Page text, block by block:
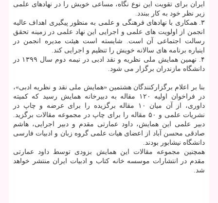
ایران برای تقویت این نوع نگاه، مساعی خویش را در نهادهای علمی
زیر نظر خود به کار ببندد.
۳. همکاری با نهادهای فرهنگی و علمی به منظور پیگیری اهداف عالیه
انجمن از اولویت‏ های علمی و اجرایی این نهاد علمی در زمینه تحقق
رسالت اجتماعی آن است. شایسته است هیئت مدیره انجمن در
اینباره برنامه‏ های سالانه خویش را تنظیم و اجرایی کند.
۴. نهمین همایش ملی نظریه و نقد ادبی در نیمه دوم سال ۱۳۹۹ در
دانشگاه مازندران برگزار می شود.
بنا بر اعلام برگزارکنندگان هشتمین «همایش ملی نقد و نظریه ادبی»،
در فراخوان اولیه ۱۲۰ مقاله به دبیرخانه همایش رسید که کمیته
داوری، از آن میان ۱۰ مقاله برگزیده را برای عرضه و چاپ در
نشریات علمی و ۵۰ مقاله را برای چاپ در مجموعه مقالات برگزید.
دبیر علمی این همایش، داود عمارتی مقدم و دبیر اجرایی، هاشم
صادقی محسن آباد از اعضای هیات علمی گروه زبان و ادبیات فارسی
دانشگاه نیشابور بودند.
همچنین مجموعه مقالات این همایش بزودی توسط داود عمارتی
مقدم در انتشارات موسسه خانه کتاب و ادبیات ایران منتشر خواهد
شد.